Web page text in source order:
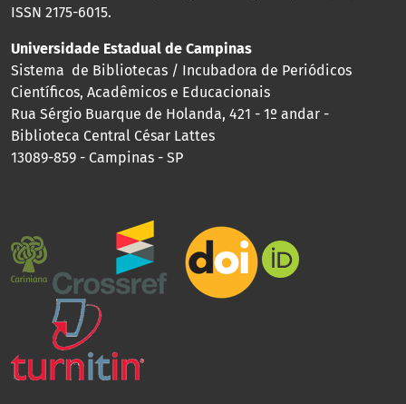
ISSN 2175-6015.
Universidade Estadual de Campinas
Sistema de Bibliotecas / Incubadora de Periódicos
Científicos, Acadêmicos e Educacionais
Rua Sérgio Buarque de Holanda, 421 - 1º andar -
Biblioteca Central César Lattes
13089-859 - Campinas - SP